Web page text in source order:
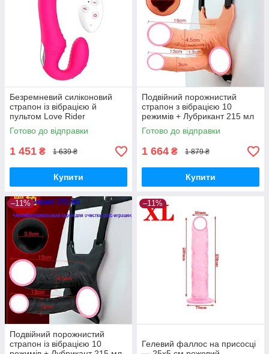
Безремневий силіконовий
страпон із вібрацією й
пультом Love Rider
Готово до відправки
1 451 ₴ 1 639 ₴
Купити
Подвійний порожнистий
страпон з вібрацією 10
режимів + Лубрикант 215 мл
+ Спрей для очищення секс-
іграшок Тілесний
Готово до відправки
1 664 ₴ 1 879 ₴
Купити
–11%
Подвійний порожнистий
страпон із вібрацією 10
–11%
Гелевий фаллос на присосці